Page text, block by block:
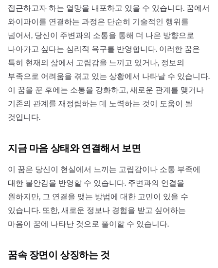
접근하고자 하는 열망을 내포하고 있을 수 있습니다. 꿈에서
와이파이를 연결하는 과정은 단순히 기술적인 행위를
넘어서, 당신이 주변과의 소통을 통해 더 나은 방향으로
나아가고 싶다는 심리적 욕구를 반영합니다. 이러한 꿈은
특히 현재의 삶에서 고립감을 느끼고 있거나, 정보의
부족으로 어려움을 겪고 있는 상황에서 나타날 수 있습니다.
이 꿈을 꾼 후에는 소통을 강화하고, 새로운 관계를 맺거나
기존의 관계를 재정립하는 데 노력하는 것이 도움이 될
것입니다.
지금 마음 상태와 연결해서 보면
이 꿈은 당신이 현실에서 느끼는 고립감이나 소통 부족에
대한 불안감을 반영할 수 있습니다. 주변과의 연결을
원하지만, 그 연결을 맺는 방법에 대한 고민이 있을 수
있습니다. 또한, 새로운 정보나 경험을 받고 싶어하는
마음이 꿈에 나타난 것으로 풀이할 수 있습니다.
꿈속 장면이 상징하는 것